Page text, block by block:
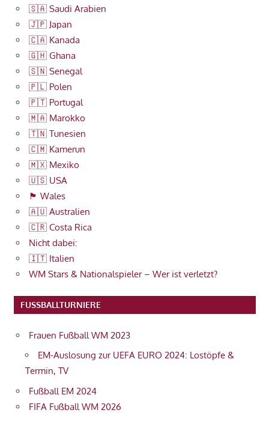
🇸🇦 Saudi Arabien
🇯🇵 Japan
🇨🇦 Kanada
🇬🇭 Ghana
🇸🇳 Senegal
🇵🇱 Polen
🇵🇹 Portugal
🇲🇦 Marokko
🇹🇳 Tunesien
🇨🇲 Kamerun
🇲🇽 Mexiko
🇺🇸 USA
🏴󠁧󠁢󠁷󠁬󠁳󠁿 Wales
🇦🇺 Australien
🇨🇷 Costa Rica
Nicht dabei:
🇮🇹 Italien
WM Stars & Nationalspieler – Wer ist verletzt?
FUSSBALLTURNIERE
Frauen Fußball WM 2023
EM-Auslosung zur UEFA EURO 2024: Lostöpfe &
Termin, TV
Fußball EM 2024
FIFA Fußball WM 2026